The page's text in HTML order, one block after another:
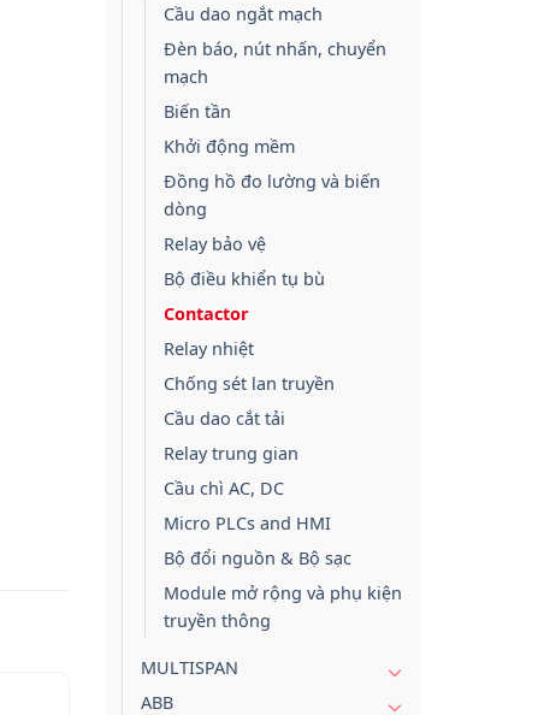
Cầu dao ngắt mạch
Đèn báo, nút nhấn, chuyển
mạch
Biến tần
Khởi động mềm
Đồng hồ đo lường và biến
dòng
Relay bảo vệ
Bộ điều khiển tụ bù
Contactor
Relay nhiệt
Chống sét lan truyền
Cầu dao cắt tải
Relay trung gian
Cầu chì AC, DC
Micro PLCs and HMI
Bộ đổi nguồn & Bộ sạc
Module mở rộng và phụ kiện
truyền thông
MULTISPAN
ABB